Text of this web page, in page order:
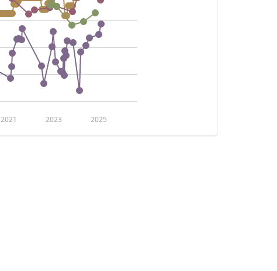
2021 2023 2025